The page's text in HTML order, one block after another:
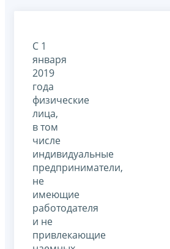
С 1
января
2019
года
физические
лица,
в том
числе
индивидуальные
предприниматели,
не
имеющие
работодателя
и не
привлекающие